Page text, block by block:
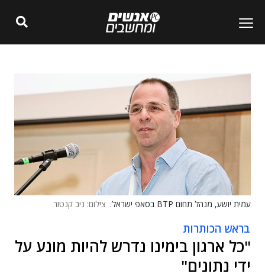
עמית יושע, מנהל תחום BTP בסאפ ישראל. צילום: ניב קנטור
בראש הכותרות
"כל ארגון בימינו נדרש להיות מונע על
ידי נתונים"